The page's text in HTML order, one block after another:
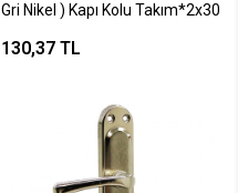
Gri Nikel ) Kapı Kolu Takım*2x30
130,37 TL